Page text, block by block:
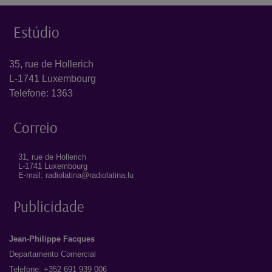
Estúdio
35, rue de Hollerich
L-1741 Luxembourg
Telefone: 1363
Correio
31, rue de Hollerich
L-1741 Luxembourg
E-mail: radiolatina@radiolatina.lu
Publicidade
Jean-Philippe Facques
Departamento Comercial
Telefone: +352 691 939 006